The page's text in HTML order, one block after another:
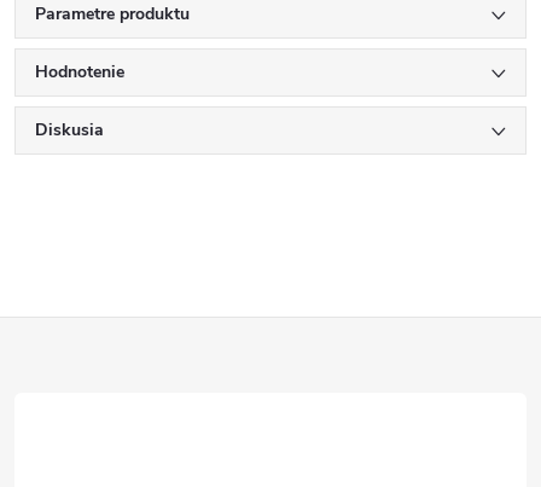
Parametre produktu
Hodnotenie
Diskusia